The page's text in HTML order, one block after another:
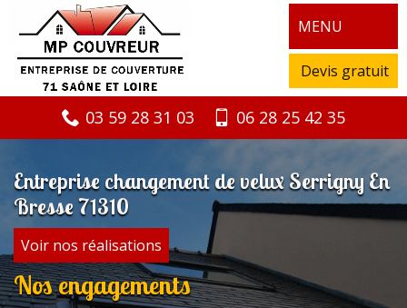
MENU
Devis gratuit
03 59 28 31 03 06 28 25 42 35
Entreprise changement de velux Serrigny En
Bresse 71310
Voir nos réalisations
Nos engagements